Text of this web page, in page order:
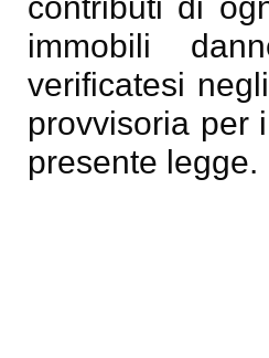
immobili
verificatesi
provvisoria per
presente legge.